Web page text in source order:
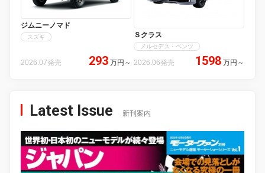
ジムニーノマド
スズキ
2026.07発売 293 万円 ～
Ｓクラス
メルセデス・ベンツ
2026.06発売 1598 万円 ～
Latest Issue 新刊案内